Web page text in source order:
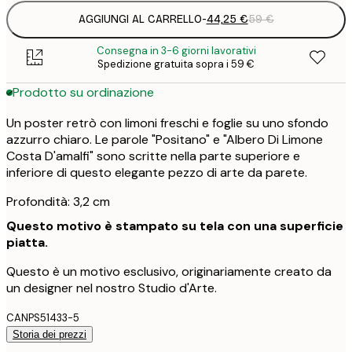
AGGIUNGI AL CARRELLO-44,25 €59 €
Consegna in 3-6 giorni lavorativi
Spedizione gratuita sopra i 59 €
Prodotto su ordinazione
Un poster retrò con limoni freschi e foglie su uno sfondo
azzurro chiaro. Le parole "Positano" e "Albero Di Limone
Costa D'amalfi" sono scritte nella parte superiore e
inferiore di questo elegante pezzo di arte da parete.
Profondità: 3,2 cm
Questo motivo è stampato su tela con una superficie
piatta.
Questo è un motivo esclusivo, originariamente creato da
un designer nel nostro Studio d'Arte.
CANPS51433-5
Storia dei prezzi